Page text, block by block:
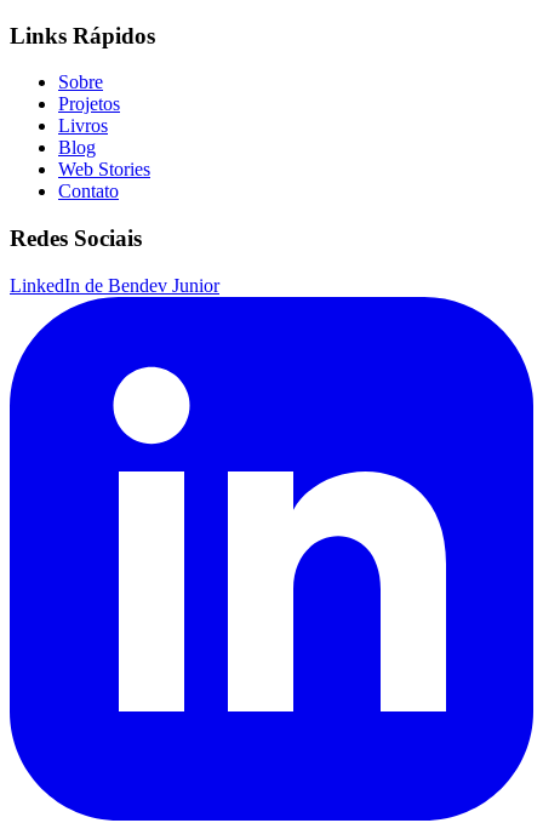
Links Rápidos
Sobre
Projetos
Livros
Blog
Web Stories
Contato
Redes Sociais
LinkedIn de Bendev Junior